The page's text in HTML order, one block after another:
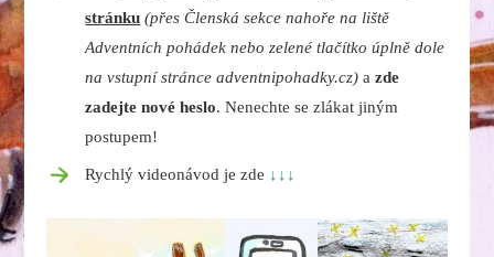
stránku (přes Členská sekce nahoře na liště
Adventních pohádek nebo zelené tlačítko úplně dole
na vstupní stránce adventnipohadky.cz) azde
zadejte nové heslo. Nenechte se zlákat jiným
postupem!
Rychlý videonávod je zde ↓↓↓